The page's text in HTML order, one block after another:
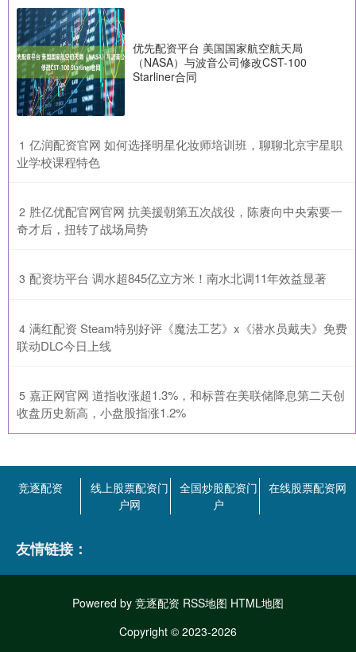
优先配资平台 美国国家航空航天局
（NASA）与波音公司修改CST-100
Starliner合同
1 ​亿润配资官网 如何选择明星化妆师培训班，聊聊北京宇星职
业学校课程特色
2 ​胜亿优配官网官网 抗美援朝第五次战役，陈赓向中央索要一
奇才后，扭转了战场局势
3 ​配资坊平台 调水超845亿立方米！南水北调11年效益显著
4 ​满红配资 Steam特别好评《魔法工艺》x《潜水员戴夫》免费
联动DLC今日上线
5 ​嘉正网官网 道指收涨超1.3%，和标普在美联储降息第二天创
收盘历史新高，小盘股指涨1.2%
竞逐配资
线上股票配资门
户网
全国炒股配资门
户
在线股票配资网
友情链接：
Powered by 竞逐配资 RSS地图 HTML地图
Copyright © 2023-2026